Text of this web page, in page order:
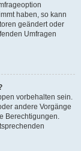
haben, so kann
geändert oder
Umfragen
vorbehalten sein.
andere Vorgänge
Berechtigungen.